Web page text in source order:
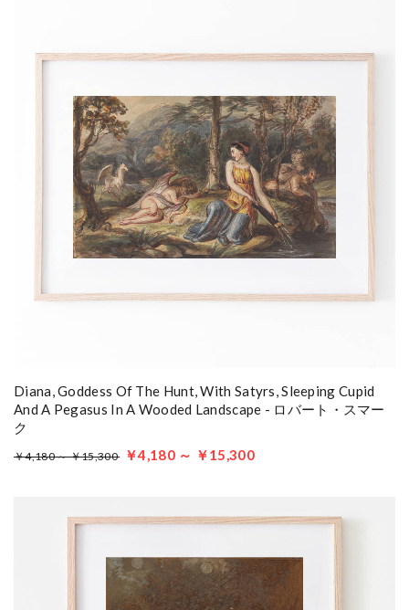
Diana, Goddess Of The Hunt, With Satyrs, Sleeping Cupid
And A Pegasus In A Wooded Landscape - ロバート・スマー
ク
￥4,180 ～ ￥15,300 ￥4,180 ～ ￥15,300